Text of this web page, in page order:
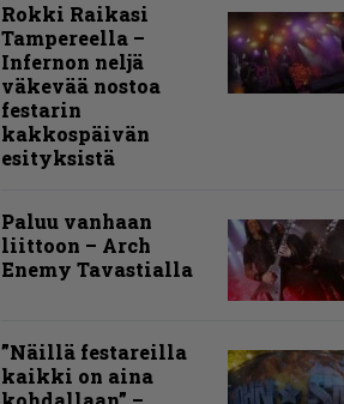
Rokki Raikasi
Tampereella –
Infernon neljä
väkevää nostoa
festarin
kakkospäivän
esityksistä
Paluu vanhaan
liittoon – Arch
Enemy Tavastialla
”Näillä festareilla
kaikki on aina